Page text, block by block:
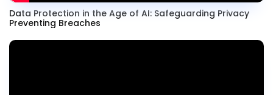
Data Protection in the Age of AI: Safeguarding Privacy
Preventing Breaches